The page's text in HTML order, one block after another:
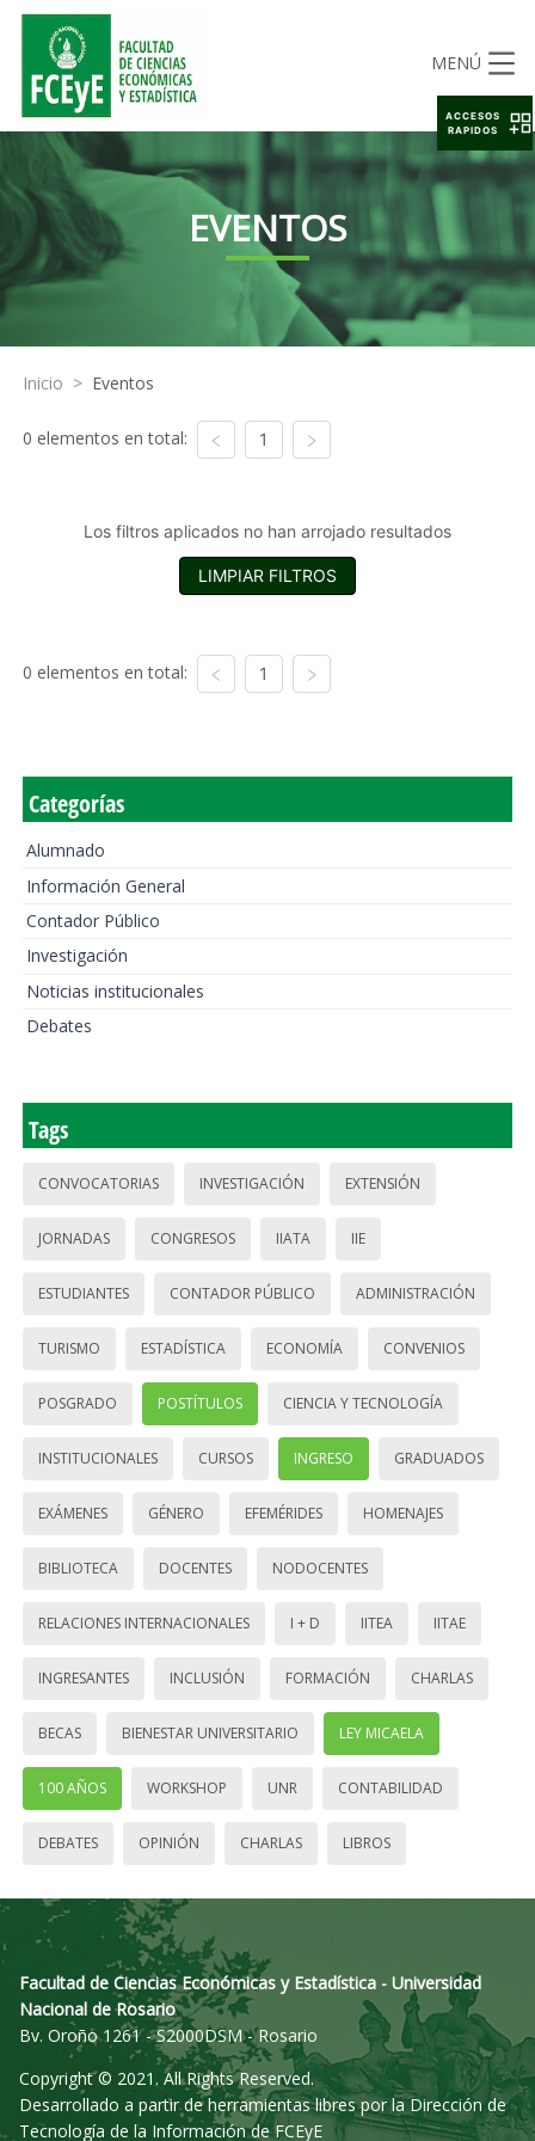
MENÚ
EVENTOS
Inicio > Eventos
0 elementos en total: 1
Los filtros aplicados no han arrojado resultados
LIMPIAR FILTROS
0 elementos en total: 1
Categorías
Alumnado
Información General
Contador Público
Investigación
Noticias institucionales
Debates
Tags
CONVOCATORIAS INVESTIGACIÓN EXTENSIÓN
JORNADAS CONGRESOS IIATA IIE
ESTUDIANTES CONTADOR PÚBLICO ADMINISTRACIÓN
TURISMO ESTADÍSTICA ECONOMÍA CONVENIOS
POSGRADO POSTÍTULOS CIENCIA Y TECNOLOGÍA
INSTITUCIONALES CURSOS INGRESO GRADUADOS
EXÁMENES GÉNERO EFEMÉRIDES HOMENAJES
BIBLIOTECA DOCENTES NODOCENTES
RELACIONES INTERNACIONALES I + D IITEA IITAE
INGRESANTES INCLUSIÓN FORMACIÓN CHARLAS
BECAS BIENESTAR UNIVERSITARIO LEY MICAELA
100 AÑOS WORKSHOP UNR CONTABILIDAD
DEBATES OPINIÓN CHARLAS LIBROS
Facultad de Ciencias Económicas y Estadística - Universidad
Nacional de Rosario
Bv. Oroño 1261 - S2000DSM - Rosario
Copyright © 2021. All Rights Reserved.
Desarrollado a partir de herramientas libres por la Dirección de
Tecnología de la Información de FCEyE
ACCESOS
RAPIDOS